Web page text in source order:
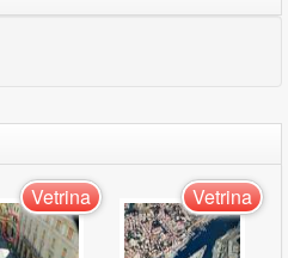
Vetrina Vetrina